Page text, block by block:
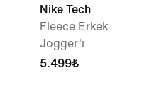
Nike Tech
Fleece Erkek
Jogger'ı
5.499₺